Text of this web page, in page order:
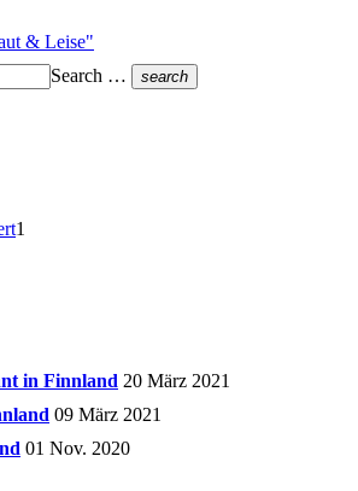
& Leise"
Search …
search
1
in Finnland 20 März 2021
09 März 2021
01 Nov. 2020